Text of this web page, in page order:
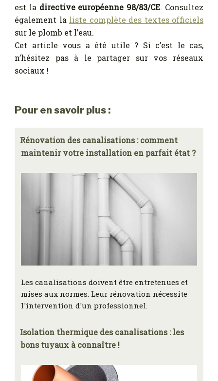
est la directive européenne 98/83/CE. Consultez
également la liste complète des textes officiels
sur le plomb et l’eau.
Cet article vous a été utile ? Si c’est le cas,
n’hésitez pas à le partager sur vos réseaux
sociaux !
Pour en savoir plus :
Rénovation des canalisations : comment
maintenir votre installation en parfait état ?
Les canalisations doivent être entretenues et
mises aux normes. Leur rénovation nécessite
l'intervention d'un professionnel.
Isolation thermique des canalisations : les
bons tuyaux à connaître !